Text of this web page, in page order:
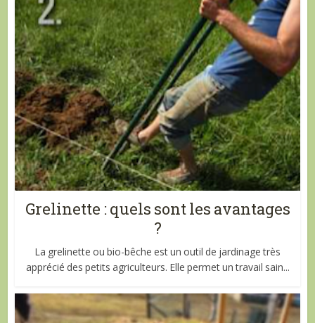
Grelinette : quels sont les avantages
?
La grelinette ou bio-bêche est un outil de jardinage très
apprécié des petits agriculteurs. Elle permet un travail sain...